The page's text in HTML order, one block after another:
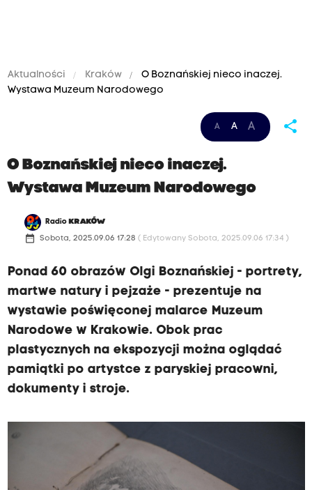
Aktualności Kraków
O Boznańskiej nieco inaczej.
Wystawa Muzeum Narodowego
A A A share
O Boznańskiej nieco inaczej.
Wystawa Muzeum Narodowego
Radio KRAKÓW
date_range Sobota, 2025.09.06 17:28 ( Edytowany Sobota, 2025.09.06 17:34 )
Ponad 60 obrazów Olgi Boznańskiej - portrety,
martwe natury i pejzaże - prezentuje na
wystawie poświęconej malarce Muzeum
Narodowe w Krakowie. Obok prac
plastycznych na ekspozycji można oglądać
pamiątki po artystce z paryskiej pracowni,
dokumenty i stroje.